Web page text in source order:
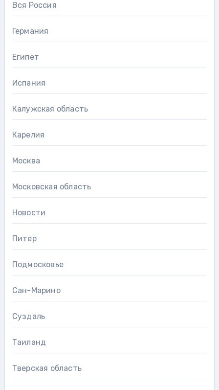
Вся Россия
Германия
Египет
Испания
Калужская область
Карелия
Москва
Московская область
Новости
Питер
Подмосковье
Сан-Марино
Суздаль
Таиланд
Тверская область